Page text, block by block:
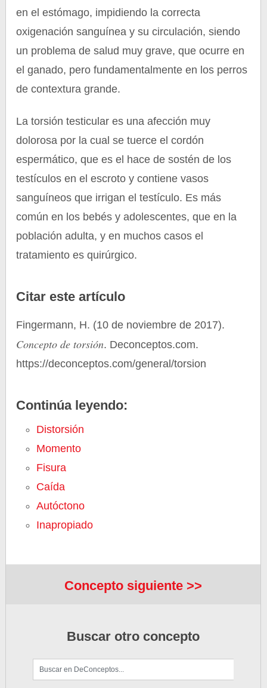
en el estómago, impidiendo la correcta
oxigenación sanguínea y su circulación, siendo
un problema de salud muy grave, que ocurre en
el ganado, pero fundamentalmente en los perros
de contextura grande.
La torsión testicular es una afección muy
dolorosa por la cual se tuerce el cordón
espermático, que es el hace de sostén de los
testículos en el escroto y contiene vasos
sanguíneos que irrigan el testículo. Es más
común en los bebés y adolescentes, que en la
población adulta, y en muchos casos el
tratamiento es quirúrgico.
Citar este artículo
Fingermann, H. (10 de noviembre de 2017).
Concepto de torsión. Deconceptos.com.
https://deconceptos.com/general/torsion
Continúa leyendo:
Distorsión
Momento
Fisura
Caída
Autóctono
Inapropiado
Concepto siguiente >>
Buscar otro concepto